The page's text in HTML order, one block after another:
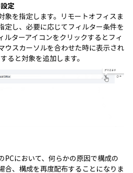
定
象を指定します。リモートオフィスま
定し、必要に応じてフィルター条件を
ルターアイコンをクリックするとフィ
ウスカーソルを合わせた時に表示され
ると対象を追加します。
PCにおいて、何らかの原因で構成の
合、構成を再度配布することになりま